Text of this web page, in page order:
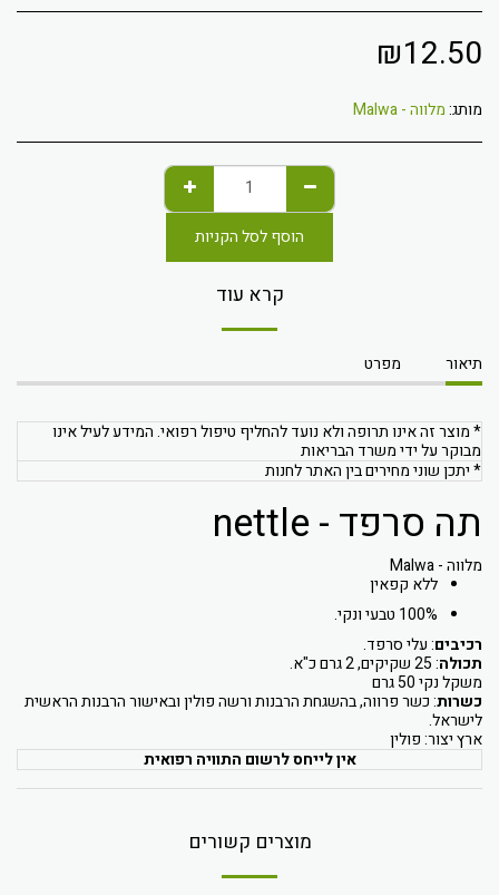
₪12.50
מותג:מלווה - Malwa
הוסף לסל הקניות
קרא עוד
תיאור מפרט
* מוצר זה אינו תרופה ולא נועד להחליף טיפול רפואי. המידע לעיל אינו
מבוקר על ידי משרד הבריאות
* יתכן שוני מחירים בין האתר לחנות
תה סרפד - nettle
מלווה - Malwa
ללא קפאין
100% טבעי ונקי.
רכיבים: עלי סרפד.
תכולה: 25 שקיקים, 2 גרם כ"א.
משקל נקי 50 גרם
כשרות: כשר פרווה, בהשגחת הרבנות ורשה פולין ובאישור הרבנות הראשית
לישראל.
ארץ יצור: פולין
אין לייחס לרשום התוויה רפואית
מוצרים קשורים